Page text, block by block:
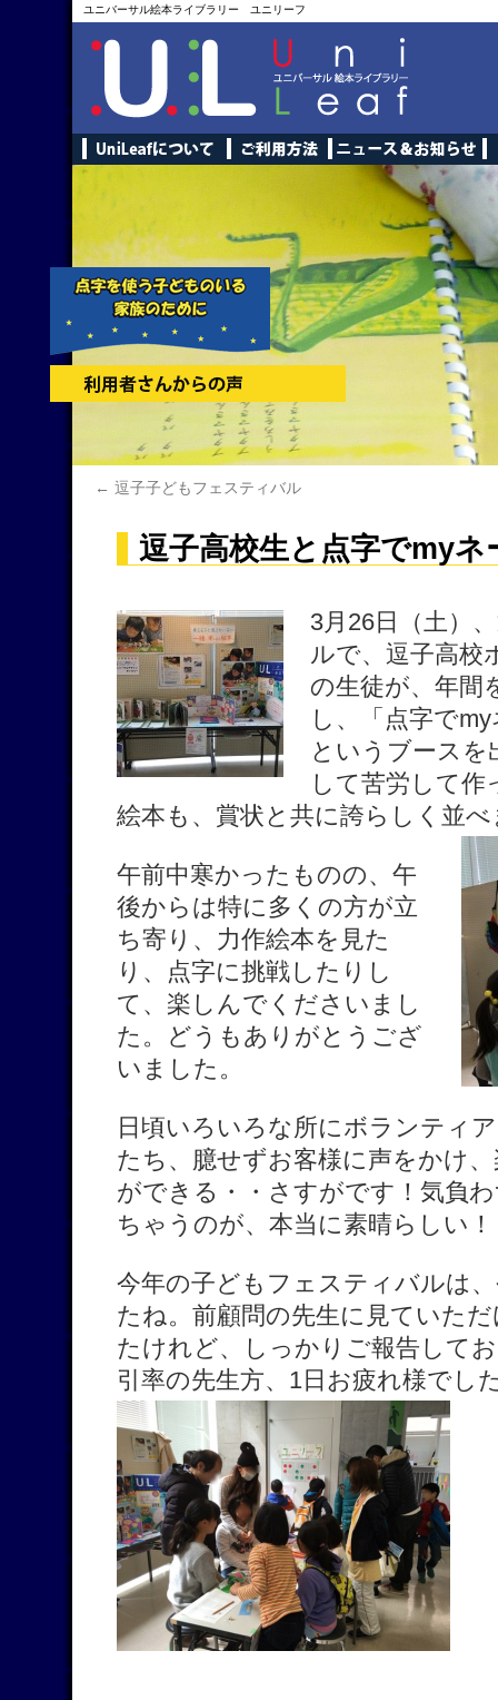
ユニバーサル絵本ライブラリー ユニリーフ
← 逗子子どもフェスティバル
逗子高校生と点字でmy
3月26日（土）
ルで、逗子高校
の生徒が、年間
し、「点字で
というブースを
して苦労して
絵本も、賞状と共に誇らしく並
午前中寒かったものの、午
後からは特に多くの方が立
ち寄り、力作絵本を見た
り、点字に挑戦したりし
て、楽しんでくださいまし
た。どうもありがとうござ
いました。
日頃いろいろな所にボランティ
たち、臆せずお客様に声をかけ
ができる・・さすがです！気負
ちゃうのが、本当に素晴らしい！
今年の子どもフェスティバルは
たね。前顧問の先生に見ていた
たけれど、しっかりご報告して
引率の先生方、1日お疲れ様でし